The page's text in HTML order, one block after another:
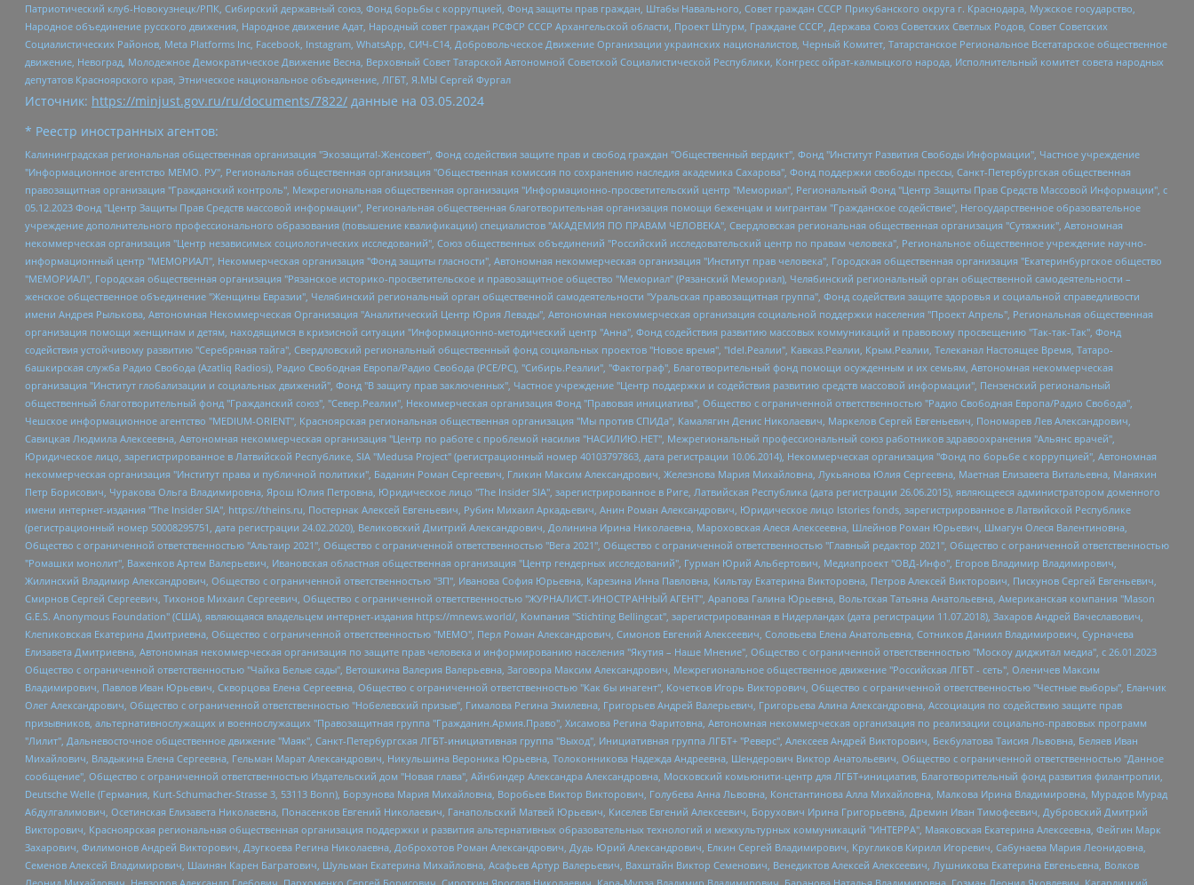
Патриотический клуб-Новокузнецк/РПК, Сибирский державный союз, Фонд борьбы с коррупцией, Фонд защиты прав граждан, Штабы Навального, Совет граждан СССР Прикубанского округа г. Краснодара, Мужское государство,
Народное объединение русского движения, Народное движение Адат, Народный совет граждан РСФСР СССР Архангельской области, Проект Штурм, Граждане СССР, Держава Союз Советских Светлых Родов, Совет Советских
Социалистических Районов, Meta Platforms Inc, Facebook, Instagram, WhatsApp, СИЧ-С14, Добровольческое Движение Организации украинских националистов, Черный Комитет, Татарстанское Региональное Всетатарское общественное
движение, Невоград, Молодежное Демократическое Движение Весна, Верховный Совет Татарской Автономной Советской Социалистической Республики, Конгресс ойрат-калмыцкого народа, Исполнительный комитет совета народных
депутатов Красноярского края, Этническое национальное объединение, ЛГБТ, Я.МЫ Сергей Фургал
Источник: https://minjust.gov.ru/ru/documents/7822/ данные на 03.05.2024
* Реестр иностранных агентов:
Калининградская региональная общественная организация "Экозащита!-Женсовет", Фонд содействия защите прав и свобод граждан "Общественный вердикт", Фонд "Институт Развития Свободы Информации", Частное учреждение "Информационное агентство МЕМО. РУ", Региональная общественная организация "Общественная комиссия по сохранению наследия академика Сахарова", Фонд поддержки свободы прессы, Санкт-Петербургская общественная правозащитная организация "Гражданский контроль", Межрегиональная общественная организация "Информационно-просветительский центр "Мемориал", Региональный Фонд "Центр Защиты Прав Средств Массовой Информации", с 05.12.2023 Фонд "Центр Защиты Прав Средств массовой информации", Региональная общественная благотворительная организация помощи беженцам и мигрантам "Гражданское содействие", Негосударственное образовательное учреждение дополнительного профессионального образования (повышение квалификации) специалистов "АКАДЕМИЯ ПО ПРАВАМ ЧЕЛОВЕКА", Свердловская региональная общественная организация "Сутяжник", Автономная некоммерческая организация "Центр независимых социологических исследований", Союз общественных объединений "Российский исследовательский центр по правам человека", Региональное общественное учреждение научно-информационный центр "МЕМОРИАЛ", Некоммерческая организация "Фонд защиты гласности", Автономная некоммерческая организация "Институт прав человека", Городская общественная организация "Екатеринбургское общество "МЕМОРИАЛ", Городская общественная организация "Рязанское историко-просветительское и правозащитное общество "Мемориал" (Рязанский Мемориал), Челябинский региональный орган общественной самодеятельности – женское общественное объединение "Женщины Евразии", Челябинский региональный орган общественной самодеятельности "Уральская правозащитная группа", Фонд содействия защите здоровья и социальной справедливости имени Андрея Рылькова, Автономная Некоммерческая Организация "Аналитический Центр Юрия Левады", Автономная некоммерческая организация социальной поддержки населения "Проект Апрель", Региональная общественная организация помощи женщинам и детям, находящимся в кризисной ситуации "Информационно-методический центр "Анна", Фонд содействия развитию массовых коммуникаций и правовому просвещению "Так-так-Так", Фонд содействия устойчивому развитию "Серебряная тайга", Свердловский региональный общественный фонд социальных проектов "Новое время", "Idel.Реалии", Кавказ.Реалии, Крым.Реалии, Телеканал Настоящее Время, Татаро-башкирская служба Радио Свобода (Azatliq Radiosi), Радио Свободная Европа/Радио Свобода (PCE/PC), "Сибирь.Реалии", "Фактограф", Благотворительный фонд помощи осужденным и их семьям, Автономная некоммерческая организация "Институт глобализации и социальных движений", Фонд "В защиту прав заключенных", Частное учреждение "Центр поддержки и содействия развитию средств массовой информации", Пензенский региональный общественный благотворительный фонд "Гражданский союз", "Север.Реалии", Некоммерческая организация Фонд "Правовая инициатива", Общество с ограниченной ответственностью "Радио Свободная Европа/Радио Свобода", Чешское информационное агентство "MEDIUM-ORIENT", Красноярская региональная общественная организация "Мы против СПИДа", Камалягин Денис Николаевич, Маркелов Сергей Евгеньевич, Пономарев Лев Александрович, Савицкая Людмила Алексеевна, Автономная некоммерческая организация "Центр по работе с проблемой насилия "НАСИЛИЮ.НЕТ", Межрегиональный профессиональный союз работников здравоохранения "Альянс врачей", Юридическое лицо, зарегистрированное в Латвийской Республике, SIA "Medusa Project" (регистрационный номер 40103797863, дата регистрации 10.06.2014), Некоммерческая организация "Фонд по борьбе с коррупцией", Автономная некоммерческая организация "Институт права и публичной политики", Баданин Роман Сергеевич, Гликин Максим Александрович, Железнова Мария Михайловна, Лукьянова Юлия Сергеевна, Маетная Елизавета Витальевна, Маняхин Петр Борисович, Чуракова Ольга Владимировна, Ярош Юлия Петровна, Юридическое лицо "The Insider SIA", зарегистрированное в Риге, Латвийская Республика (дата регистрации 26.06.2015), являющееся администратором доменного имени интернет-издания "The Insider SIA", https://theins.ru, Постернак Алексей Евгеньевич, Рубин Михаил Аркадьевич, Анин Роман Александрович, Юридическое лицо Istories fonds, зарегистрированное в Латвийской Республике (регистрационный номер 50008295751, дата регистрации 24.02.2020), Великовский Дмитрий Александрович, Долинина Ирина Николаевна, Мароховская Алеся Алексеевна, Шлейнов Роман Юрьевич, Шмагун Олеся Валентиновна, Общество с ограниченной ответственностью "Альтаир 2021", Общество с ограниченной ответственностью "Вега 2021", Общество с ограниченной ответственностью "Главный редактор 2021", Общество с ограниченной ответственностью "Ромашки монолит", Важенков Артем Валерьевич, Ивановская областная общественная организация "Центр гендерных исследований", Гурман Юрий Альбертович, Медиапроект "ОВД-Инфо", Егоров Владимир Владимирович, Жилинский Владимир Александрович, Общество с ограниченной ответственностью "ЗП", Иванова София Юрьевна, Карезина Инна Павловна, Кильтау Екатерина Викторовна, Петров Алексей Викторович, Пискунов Сергей Евгеньевич, Смирнов Сергей Сергеевич, Тихонов Михаил Сергеевич, Общество с ограниченной ответственностью "ЖУРНАЛИСТ-ИНОСТРАННЫЙ АГЕНТ", Арапова Галина Юрьевна, Вольтская Татьяна Анатольевна, Американская компания "Mason G.E.S. Anonymous Foundation" (США), являющаяся владельцем интернет-издания https://mnews.world/, Компания "Stichting Bellingcat", зарегистрированная в Нидерландах (дата регистрации 11.07.2018), Захаров Андрей Вячеславович, Клепиковская Екатерина Дмитриевна, Общество с ограниченной ответственностью "МЕМО", Перл Роман Александрович, Симонов Евгений Алексеевич, Соловьева Елена Анатольевна, Сотников Даниил Владимирович, Сурначева Елизавета Дмитриевна, Автономная некоммерческая организация по защите прав человека и информированию населения "Якутия – Наше Мнение", Общество с ограниченной ответственностью "Москоу диджитал медиа", с 26.01.2023 Общество с ограниченной ответственностью "Чайка Белые сады", Ветошкина Валерия Валерьевна, Заговора Максим Александрович, Межрегиональное общественное движение "Российская ЛГБТ - сеть", Оленичев Максим Владимирович, Павлов Иван Юрьевич, Скворцова Елена Сергеевна, Общество с ограниченной ответственностью "Как бы инагент", Кочетков Игорь Викторович, Общество с ограниченной ответственностью "Честные выборы", Еланчик Олег Александрович, Общество с ограниченной ответственностью "Нобелевский призыв", Гималова Регина Эмилевна, Григорьев Андрей Валерьевич, Григорьева Алина Александровна, Ассоциация по содействию защите прав призывников, альтернативнослужащих и военнослужащих "Правозащитная группа "Гражданин.Армия.Право", Хисамова Регина Фаритовна, Автономная некоммерческая организация по реализации социально-правовых программ "Лилит", Дальневосточное общественное движение "Маяк", Санкт-Петербургская ЛГБТ-инициативная группа "Выход", Инициативная группа ЛГБТ+ "Реверс", Алексеев Андрей Викторович, Бекбулатова Таисия Львовна, Беляев Иван Михайлович, Владыкина Елена Сергеевна, Гельман Марат Александрович, Никульшина Вероника Юрьевна, Толоконникова Надежда Андреевна, Шендерович Виктор Анатольевич, Общество с ограниченной ответственностью "Данное сообщение", Общество с ограниченной ответственностью Издательский дом "Новая глава", Айнбиндер Александра Александровна, Московский комьюнити-центр для ЛГБТ+инициатив, Благотворительный фонд развития филантропии, Deutsche Welle (Германия, Kurt-Schumacher-Strasse 3, 53113 Bonn), Борзунова Мария Михайловна, Воробьев Виктор Викторович, Голубева Анна Львовна, Константинова Алла Михайловна, Малкова Ирина Владимировна, Мурадов Мурад Абдулгалимович, Осетинская Елизавета Николаевна, Понасенков Евгений Николаевич, Ганапольский Матвей Юрьевич, Киселев Евгений Алексеевич, Борухович Ирина Григорьевна, Дремин Иван Тимофеевич, Дубровский Дмитрий Викторович, Красноярская региональная общественная организация поддержки и развития альтернативных образовательных технологий и межкультурных коммуникаций "ИНТЕРРА", Маяковская Екатерина Алексеевна, Фейгин Марк Захарович, Филимонов Андрей Викторович, Дзугкоева Регина Николаевна, Доброхотов Роман Александрович, Дудь Юрий Александрович, Елкин Сергей Владимирович, Кругликов Кирилл Игоревич, Сабунаева Мария Леонидовна, Семенов Алексей Владимирович, Шаинян Карен Багратович, Шульман Екатерина Михайловна, Асафьев Артур Валерьевич, Вахштайн Виктор Семенович, Венедиктов Алексей Алексеевич, Лушникова Екатерина Евгеньевна, Волков Леонид Михайлович, Невзоров Александр Глебович, Пархоменко Сергей Борисович, Сироткин Ярослав Николаевич, Кара-Мурза Владимир Владимирович, Баранова Наталья Владимировна, Гозман Леонид Яковлевич, Кагарлицкий Борис Юльевич, Климарев Михаил Валерьевич, Милов Владимир Станиславович, Автономная некоммерческая организация Краснодарский центр современного искусства "Типография", Моргенштерн Алишер Тагирович, Соболь Любовь Эдуардовна, Общество с ограниченной ответственностью "ЛИЗА НОРМ", Каспаров Гарри Кимович, Ходорковский Михаил Борисович, Общество с ограниченной ответственностью "Апрельские тезисы", Данилович Ирина Брониславовна, Кашин Олег Владимирович, Петров Николай Владимирович, Пивоваров Алексей Владимирович, Соколов Михаил Владимирович, Цветкова Юлия Владимировна, Чичваркин Евгений Александрович, Комитет против пыток/Команда против пыток, Общество с ограниченной ответственностью "Первый научный", Общество с ограниченной ответственностью "Вертолет и ко", Белоцерковская Вероника Борисовна, Кац Максим Евгеньевич, Лазарева Татьяна Юрьевна, Шаведдинов Руслан Табризович, Яшин Илья Валерьевич, Общество с ограниченной ответственностью "Иноагент ААВ", Алешковский Дмитрий Петрович, Альбац Евгения Марковна, Быков Дмитрий Львович, Галямина Юлия Евгеньевна, Лойко Сергей Леонидович, Мартынов Кирилл Константинович, Медведев Сергей Александрович, Крашенинников Федор Геннадиевич, Гордеева Катерина Вл